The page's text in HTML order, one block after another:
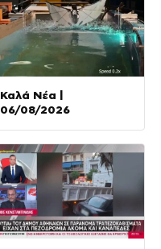
Καλά Νέα |
06/08/2026